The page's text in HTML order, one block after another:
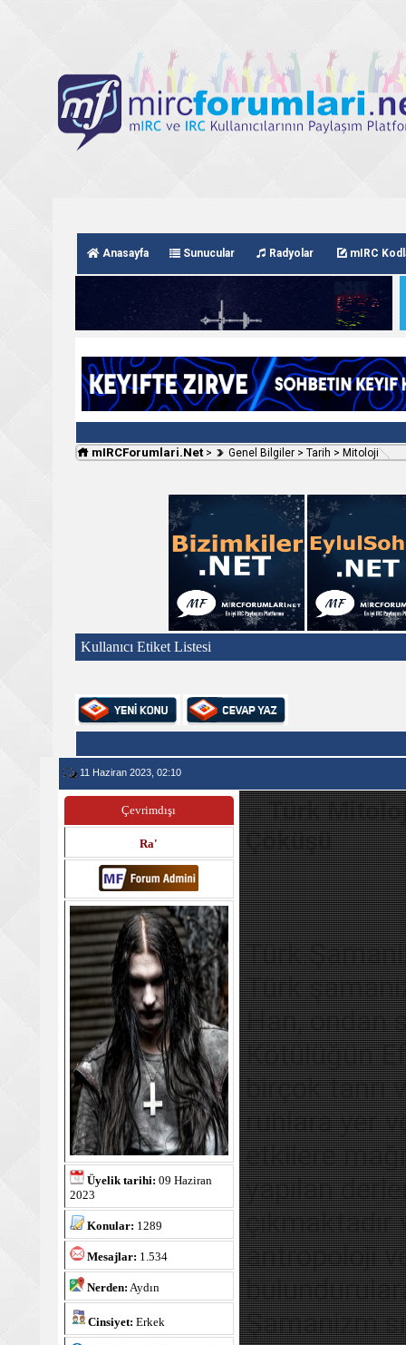
Anasayfa Sunucular Radyolar mIRC
mIRCForumlari.Net > Genel Bilgiler > Tarih > Mitoloji
Kullanıcı Etiket Listesi
11 Haziran 2023, 02:10
Çevrimdışı
Ra'
Üyelik tarihi: 09 Haziran
2023
Konular: 1289
Mesajlar: 1.534
Nerden: Aydın
Cinsiyet: Erkek
Türk
Çöküşü
Türk
Türk
Han, ondan
Kötülüğün
birçok tanrı
ruhlara yer
etkilere
yapılan
çıkmaktadır
antropoloji
Şamanizm